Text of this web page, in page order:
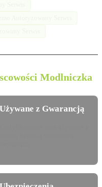
Modlniczka
Używane z Gwarancją